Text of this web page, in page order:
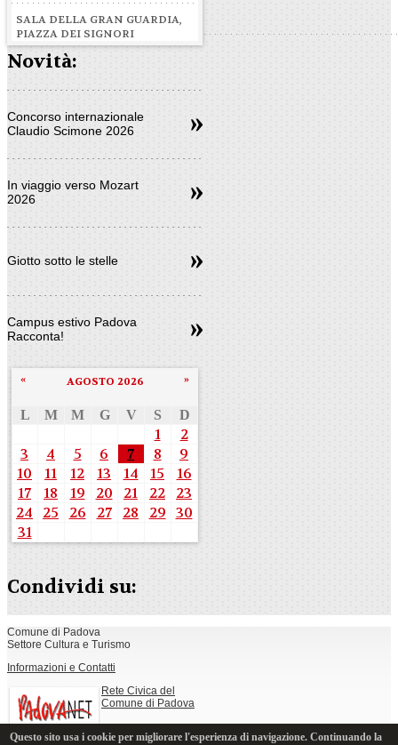
SALA DELLA GRAN GUARDIA,
PIAZZA DEI SIGNORI
Novità:
Concorso internazionale
Claudio Scimone 2026
In viaggio verso Mozart
2026
Giotto sotto le stelle
Campus estivo Padova
Racconta!
AGOSTO 2026
« »
L M M G V S D
1
2
3
4 5 6 7 8
9
10
11 12 13 14 15
16
17
18 19 20 21 22
23
24
25 26 27 28 29 30
31
Condividi su:
Comune di Padova
Settore Cultura e Turismo
Informazioni e Contatti
Rete Civica del
Comune di Padova
Questo sito usa i cookie per migliorare l'esperienza di navigazione. Continuando la